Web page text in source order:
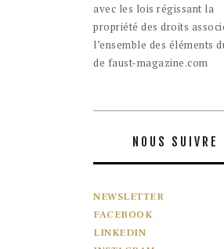
avec les lois régissant la
propriété des droits
l’ensemble des éléments
de faust-magazine.com
NOUS SUIVRE
NEWSLETTER
FACEBOOK
LINKEDIN